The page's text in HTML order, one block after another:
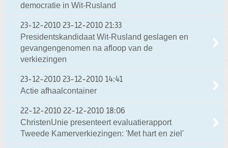
democratie in Wit-Rusland
23-12-2010 23-12-2010 21:33
Presidentskandidaat Wit-Rusland geslagen en
gevangengenomen na afloop van de
verkiezingen
23-12-2010 23-12-2010 14:41
Actie afhaalcontainer
22-12-2010 22-12-2010 18:06
ChristenUnie presenteert evaluatierapport
Tweede Kamerverkiezingen: 'Met hart en ziel'